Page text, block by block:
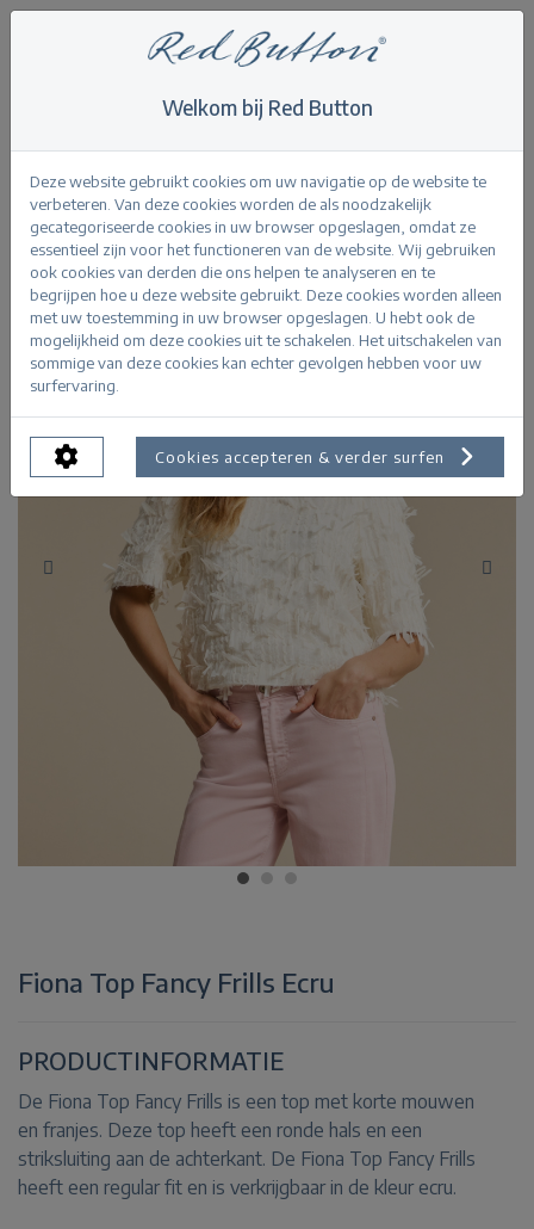
> Fiona Top Fancy Frills
Terug
Fiona Top Fancy Frills Ecru
PRODUCTINFORMATIE
De Fiona Top Fancy Frills is een top met korte mouwen
en franjes. Deze top heeft een ronde hals en een
striksluiting aan de achterkant. De Fiona Top Fancy Frills
heeft een regular fit en is verkrijgbaar in de kleur ecru.
Welkom bij Red Button
Deze website gebruikt cookies om uw navigatie op de website te
verbeteren. Van deze cookies worden de als noodzakelijk
gecategoriseerde cookies in uw browser opgeslagen, omdat ze
essentieel zijn voor het functioneren van de website. Wij gebruiken
ook cookies van derden die ons helpen te analyseren en te
begrijpen hoe u deze website gebruikt. Deze cookies worden alleen
met uw toestemming in uw browser opgeslagen. U hebt ook de
mogelijkheid om deze cookies uit te schakelen. Het uitschakelen van
sommige van deze cookies kan echter gevolgen hebben voor uw
surfervaring.
Cookies accepteren & verder surfen